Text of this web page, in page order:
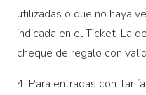
utilizadas o que no haya
indicada en el Ticket. La
cheque de regalo con
4. Para entradas con